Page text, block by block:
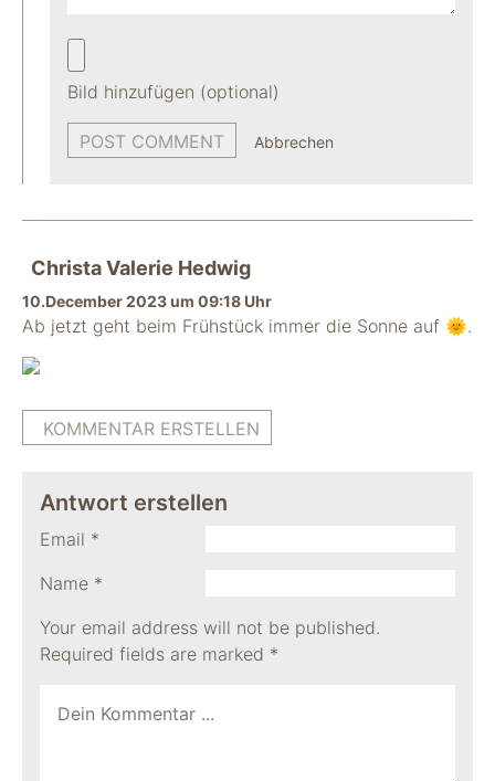
Bild hinzufügen (optional)
Abbrechen
Christa Valerie Hedwig
10.December 2023 um 09:18 Uhr
Ab jetzt geht beim Frühstück immer die Sonne auf 🌞.
KOMMENTAR ERSTELLEN
Antwort erstellen
Your email address will not be published.
Required fields are marked *
Name *
Email *